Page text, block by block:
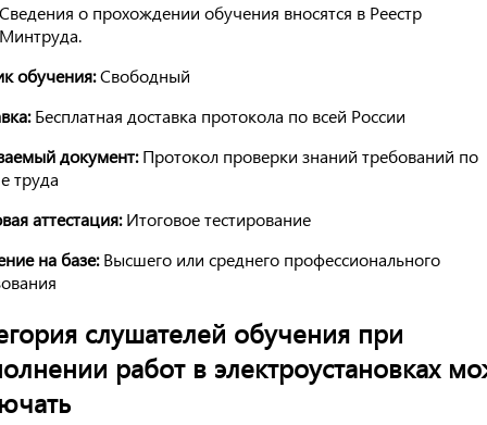
о прохождении обучения вносятся в Реестр
обучения:Свободный
Бесплатная доставка протокола по всей России
документ:Протокол проверки знаний требований по
труда
аттестация:Итоговое тестирование
на базе:Высшего или среднего профессионального
слушателей обучения при
работ в электроустановках